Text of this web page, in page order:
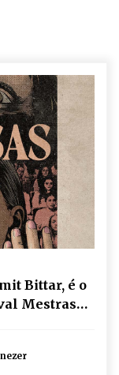
Bittar, é o
Mestras